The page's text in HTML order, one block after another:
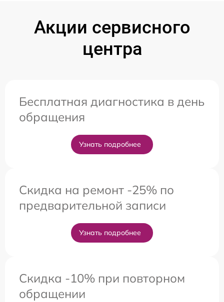
Акции сервисного
центра
Бесплатная диагностика в день
обращения
Узнать подробнее
Скидка на ремонт -25% по
предварительной записи
Узнать подробнее
Скидка -10% при повторном
обращении